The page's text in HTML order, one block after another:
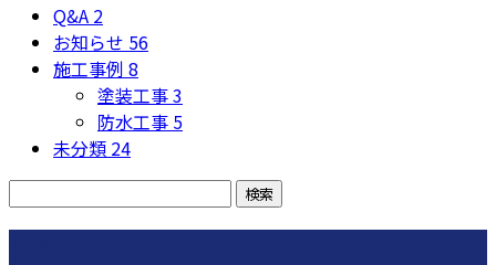
Q&A 2
お知らせ 56
施工事例 8
塗装工事3
防水工事 5
未分類 24